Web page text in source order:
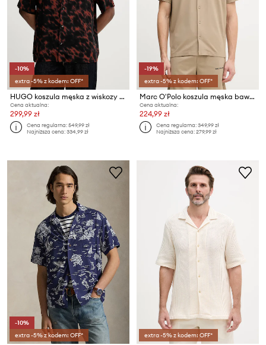
-10%
extra -5% z kodem: OFF*
HUGO koszula męska z wiskozy Espino
Cena aktualna:
299,99 zł
Cena regularna:549,99 zł
Najniższa cena:334,99 zł
-19%
extra -5% z kodem: OFF*
Marc O'Polo koszula męska bawełniana
Cena aktualna:
224,99 zł
Cena regularna:349,99 zł
Najniższa cena:279,99 zł
-10%
extra -5% z kodem: OFF*
extra -5% z kodem: OFF*